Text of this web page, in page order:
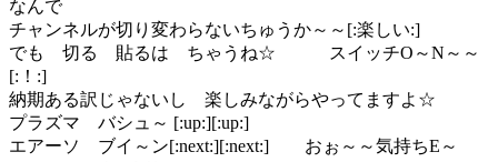
なんで
チャンネルが切り変わらないちゅうか～～[:楽しい:]
でも 切る 貼るは ちゃうね☆ スイッチO～N～～
[:！:]
納期ある訳じゃないし 楽しみながらやってますよ☆
プラズマ バシュ～ [:up:][:up:]
エアーソ ブイ～ン[:next:][:next:] おぉ～～気持ちE～